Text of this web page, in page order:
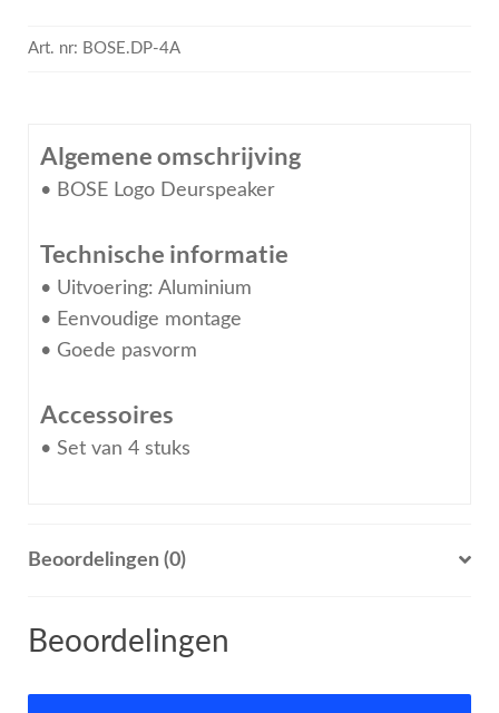
Art. nr: BOSE.DP-4A
Algemene omschrijving
• BOSE Logo Deurspeaker
Technische informatie
• Uitvoering: Aluminium
• Eenvoudige montage
• Goede pasvorm
Accessoires
• Set van 4 stuks
Beoordelingen (0)
Beoordelingen